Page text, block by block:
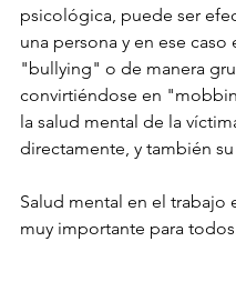
psicológica, puede ser
una persona y en ese caso
"bullying" o de manera
convirtiéndose en
la salud mental de la
directamente, y también
Salud mental en el trabajo
muy importante para